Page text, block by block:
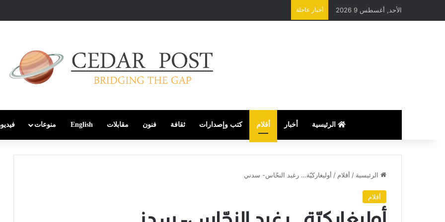
الأحد, أغسطس 9 2026 أخبار عاجلة
الرئيسية أخبار أقلام كتب وإصدارات ثقافة فنون مقابلات English منوعات
الرئيسية / أقلام / أوليغاركيّة… رغيد النحّاس- سدني
أقلام